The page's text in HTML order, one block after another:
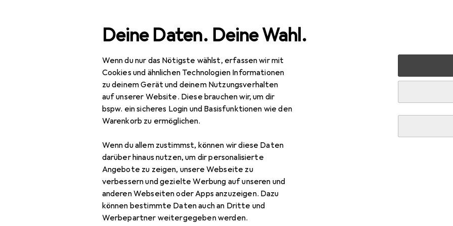
Deine Daten. Deine Wahl.
Wenn du nur das Nötigste wählst, erfassen wir mit
Cookies und ähnlichen Technologien Informationen
zu deinem Gerät und deinem Nutzungsverhalten
auf unserer Website. Diese brauchen wir, um dir
bspw. ein sicheres Login und Basisfunktionen wie den
Warenkorb zu ermöglichen.
Wenn du allem zustimmst, können wir diese Daten
darüber hinaus nutzen, um dir personalisierte
Angebote zu zeigen, unsere Webseite zu
verbessern und gezielte Werbung auf unseren und
anderen Webseiten oder Apps anzuzeigen. Dazu
können bestimmte Daten auch an Dritte und
Werbepartner weitergegeben werden.
Navigation nach Kategorien Gesamtsortiment Büro + Schreibwaren